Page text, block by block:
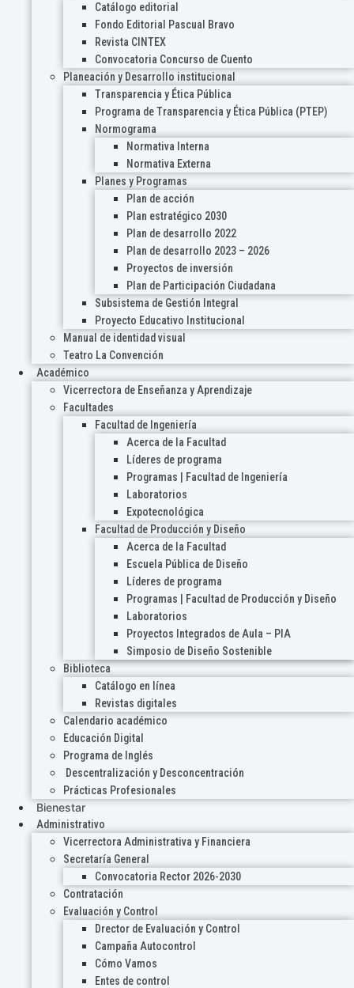
Catálogo editorial
Fondo Editorial Pascual Bravo
Revista CINTEX
Convocatoria Concurso de Cuento
Planeación y Desarrollo institucional
Transparencia y Ética Pública
Programa de Transparencia y Ética Pública (PTEP)
Normograma
Normativa Interna
Normativa Externa
Planes y Programas
Plan de acción
Plan estratégico 2030
Plan de desarrollo 2022
Plan de desarrollo 2023 – 2026
Proyectos de inversión
Plan de Participación Ciudadana
Subsistema de Gestión Integral
Proyecto Educativo Institucional
Manual de identidad visual
Teatro La Convención
Académico
Vicerrectora de Enseñanza y Aprendizaje
Facultades
Facultad de Ingeniería
Acerca de la Facultad
Líderes de programa
Programas | Facultad de Ingeniería
Laboratorios
Expotecnológica
Facultad de Producción y Diseño
Acerca de la Facultad
Escuela Pública de Diseño
Líderes de programa
Programas | Facultad de Producción y Diseño
Laboratorios
Proyectos Integrados de Aula – PIA
Simposio de Diseño Sostenible
Biblioteca
Catálogo en línea
Revistas digitales
Calendario académico
Educación Digital
Programa de Inglés
Descentralización y Desconcentración
Prácticas Profesionales
Bienestar
Administrativo
Vicerrectora Administrativa y Financiera
Secretaría General
Convocatoria Rector 2026-2030
Contratación
Evaluación y Control
Drector de Evaluación y Control
Campaña Autocontrol
Cómo Vamos
Entes de control